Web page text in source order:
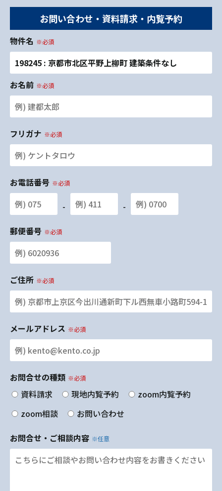
お問い合わせ・資料請求・内覧予約
物件名 ※必須
198245 : 京都市北区平野上柳町 建築条件なし
お名前 ※必須
フリガナ ※必須
お電話番号 ※必須
- -
郵便番号 ※必須
ご住所 ※必須
メールアドレス ※必須
お問合せの種類 ※必須
資料請求 現地内覧予約
zoom内覧予約
zoom相談
お問い合わせ
お問合せ・ご相談内容 ※任意